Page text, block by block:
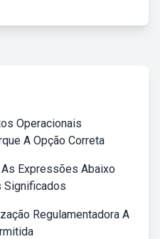
Operacionais
A Opção Correta
Expressões Abaixo
Significados
Regulamentadora A